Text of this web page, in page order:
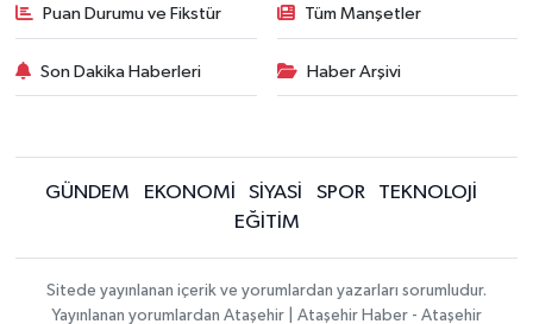
Puan Durumu ve Fikstür Tüm Manşetler
Son Dakika Haberleri Haber Arşivi
GÜNDEM EKONOMİ SİYASİ SPOR
TEKNOLOJİ
EĞİTİM
Sitede yayınlanan içerik ve yorumlardan yazarları sorumludur.
Yayınlanan yorumlardan Ataşehir | Ataşehir Haber - Ataşehir